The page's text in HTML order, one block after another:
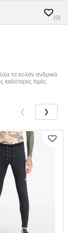
(0)
τα κολάν ανδρικά
τιμές.
❮ ❯